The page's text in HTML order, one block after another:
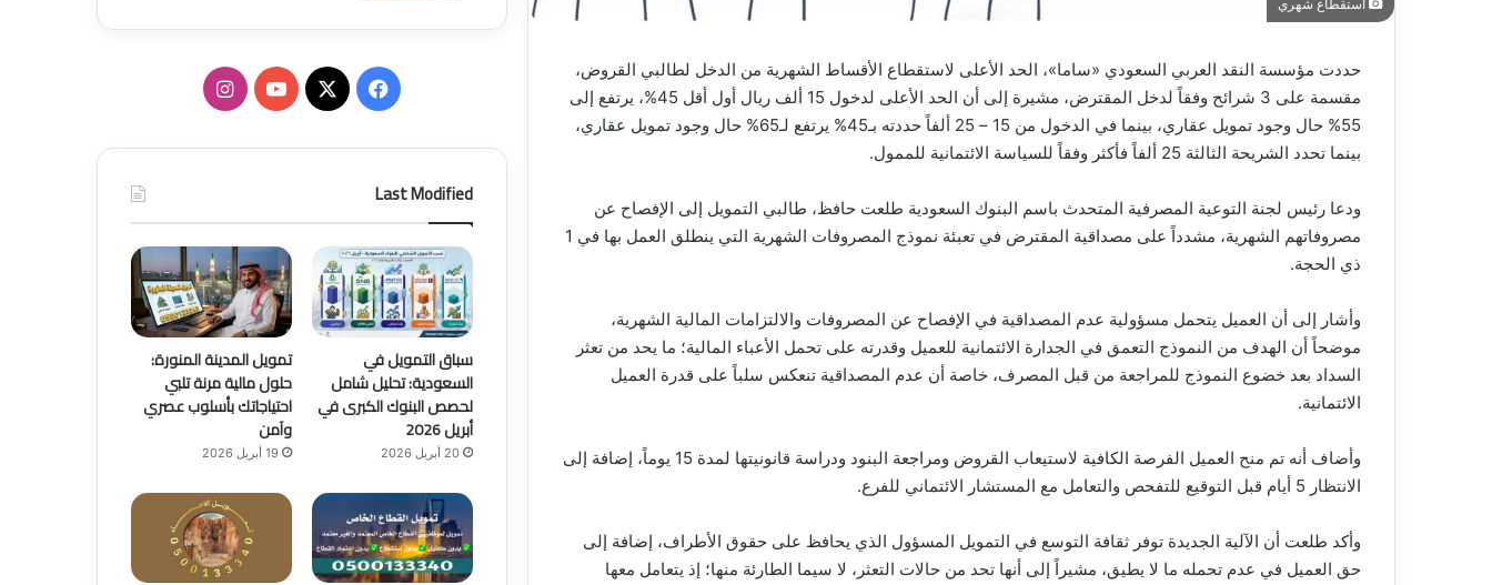
استقطاع شهري
حددت مؤسسة النقد العربي السعودي «ساما»، الحد الأعلى لاستقطاع الأقساط الشهرية من الدخل لطالبي القروض،
مقسمة على 3 شرائح وفقاً لدخل المقترض، مشيرة إلى أن الحد الأعلى لدخول 15 ألف ريال أول أقل 45%، يرتفع إلى
55% حال وجود تمويل عقاري، بينما في الدخول من 15 – 25 ألفاً حددته بـ45% يرتفع لـ65% حال وجود تمويل عقاري،
بينما تحدد الشريحة الثالثة 25 ألفاً فأكثر وفقاً للسياسة الائتمانية للممول.
ودعا رئيس لجنة التوعية المصرفية المتحدث باسم البنوك السعودية طلعت حافظ، طالبي التمويل إلى الإفصاح عن
مصروفاتهم الشهرية، مشدداً على مصداقية المقترض في تعبئة نموذج المصروفات الشهرية التي ينطلق العمل بها في 1
ذي الحجة.
وأشار إلى أن العميل يتحمل مسؤولية عدم المصداقية في الإفصاح عن المصروفات والالتزامات المالية الشهرية،
موضحاً أن الهدف من النموذج التعمق في الجدارة الائتمانية للعميل وقدرته على تحمل الأعباء المالية؛ ما يحد من تعثر
السداد بعد خضوع النموذج للمراجعة من قبل المصرف، خاصة أن عدم المصداقية تنعكس سلباً على قدرة العميل
الائتمانية.
وأضاف أنه تم منح العميل الفرصة الكافية لاستيعاب القروض ومراجعة البنود ودراسة قانونيتها لمدة 15 يوماً، إضافة إلى
الانتظار 5 أيام قبل التوقيع للتفحص والتعامل مع المستشار الائتماني للفرع.
وأكد طلعت أن الآلية الجديدة توفر ثقافة التوسع في التمويل المسؤول الذي يحافظ على حقوق الأطراف، إضافة إلى
حق العميل في عدم تحمله ما لا يطيق، مشيراً إلى أنها تحد من حالات التعثر، لا سيما الطارئة منها؛ إذ يتعامل معها
ف
ب
و
ك
u
T
u
b
e
ا
ت
ق
ر
ا
م
Last Modified
سباق التمويل في
السعودية: تحليل شامل
لحصص البنوك الكبرى في
أبريل 2026
20 أبريل 2026
تمويل المدينة المنورة:
حلول مالية مرنة تلبي
احتياجاتك بأسلوب عصري
وآمن
19 أبريل 2026